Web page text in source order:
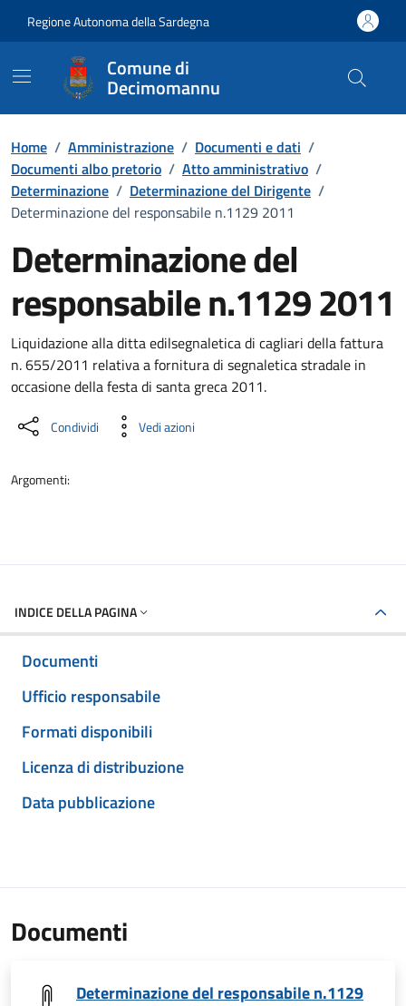
Regione Autonoma della Sardegna
Comune di
Decimomannu
Home / Amministrazione / Documenti e dati /
Documenti albo pretorio / Atto amministrativo /
Determinazione / Determinazione del Dirigente /
Determinazione del responsabile n.1129 2011
Determinazione del
responsabile n.1129 2011
Dettaglio del documento
Liquidazione alla ditta edilsegnaletica di cagliari della fattura
n. 655/2011 relativa a fornitura di segnaletica stradale in
occasione della festa di santa greca 2011.
Condividi Vedi azioni
Argomenti:
INDICE DELLA PAGINA
Documenti
Ufficio responsabile
Formati disponibili
Licenza di distribuzione
Data pubblicazione
Documenti
Determinazione del responsabile n.1129